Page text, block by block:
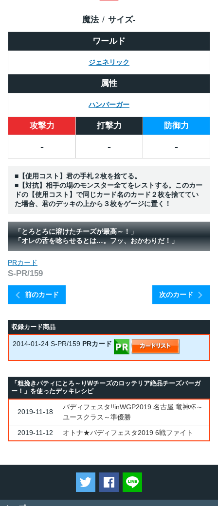
ワールド
ジェネリック
魔法 サイズ-
属性
ハンバーガー
攻撃力 打撃力 防御力
- - -
■【使用コスト】君の手札２枚を捨てる。
■【対抗】相手の場のモンスター全てをレストする。このカー
ドの【使用コスト】で同じカード名のカード２枚を捨ててい
た場合、君のデッキの上から３枚をゲージに置く！
「とろとろに溶けたチーズが最高～！」
「オレの舌を唸らせるとは…。フッ、おかわりだ！」
前のカード
PRカード
S-PR/159
次のカード
収録カード商品
2014-01-24 S-PR/159 PRカード
「粗挽きパティにとろ～りWチーズのロッテリア絶品チーズバーガ
ー！」を使ったデッキレシピ
2019-11-18
バディフェスタ!!inWGP2019 名古屋 竜神杯～
ユースクラス～準優勝
2019-11-12
オトナ★バディフェスタ2019 6戦ファイト
ツイートするFacebookでシェアする